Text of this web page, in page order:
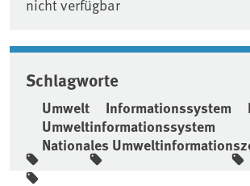
nicht verfügbar
Schlagworte
Umwelt Informationssystem
Umweltinformationssystem
Nationales